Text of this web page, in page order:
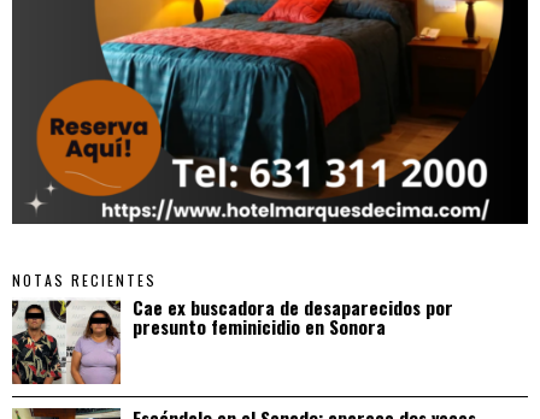
NOTAS RECIENTES
Cae ex buscadora de desaparecidos por
presunto feminicidio en Sonora